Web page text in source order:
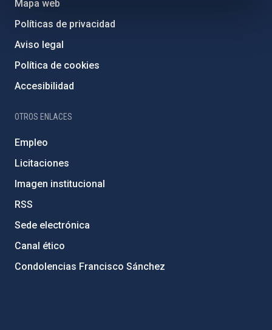
Mapa web
Políticas de privacidad
Aviso legal
Política de cookies
Accesibilidad
OTROS ENLACES
Empleo
Licitaciones
Imagen institucional
RSS
Sede electrónica
Canal ético
Condolencias Francisco Sánchez